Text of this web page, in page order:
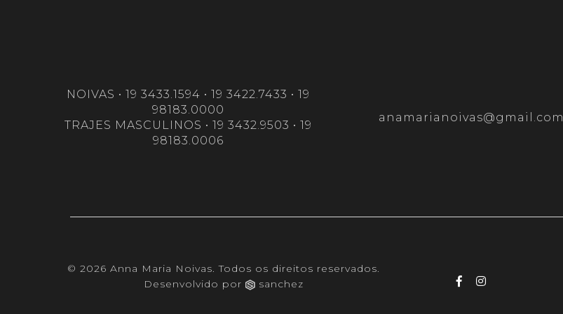
NOIVAS • 19 3433.1594 • 19 3422.7433 • 19
98183.0000
TRAJES MASCULINOS • 19 3432.9503 • 19
98183.0006
anamarianoivas@gmail.com
© 2026 Anna Maria Noivas. Todos os direitos reservados.
Desenvolvido por
sanchez